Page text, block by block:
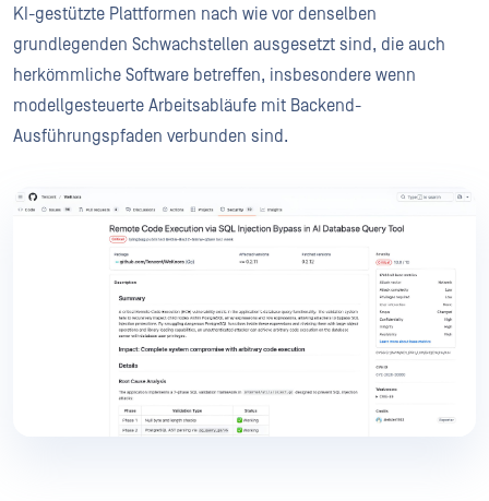
KI-gestützte Plattformen nach wie vor denselben
grundlegenden Schwachstellen ausgesetzt sind, die auch
herkömmliche Software betreffen, insbesondere wenn
modellgesteuerte Arbeitsabläufe mit Backend-
Ausführungspfaden verbunden sind.